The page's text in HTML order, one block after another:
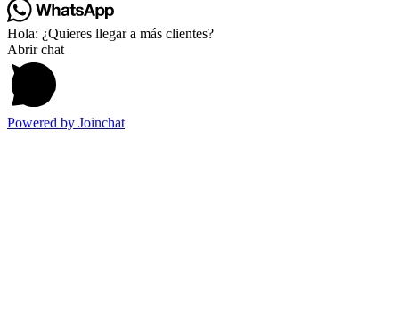
Hola: ¿Quieres llegar a más clientes?
Abrir chat
Powered by Joinchat